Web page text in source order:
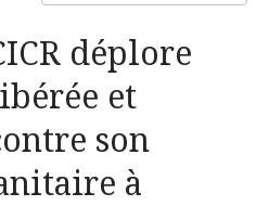
déplore
et
son
à